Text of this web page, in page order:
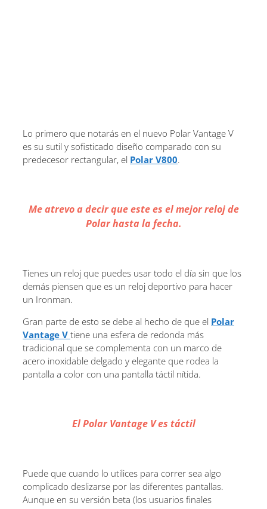
Lo primero que notarás en el nuevo Polar Vantage V
es su sutil y sofisticado diseño comparado con su
predecesor rectangular, el Polar V800.
Me atrevo a decir que este es el mejor reloj de
Polar hasta la fecha.
Tienes un reloj que puedes usar todo el día sin que los
demás piensen que es un reloj deportivo para hacer
un Ironman.
Gran parte de esto se debe al hecho de que el Polar
Vantage V tiene una esfera de redonda más
tradicional que se complementa con un marco de
acero inoxidable delgado y elegante que rodea la
pantalla a color con una pantalla táctil nítida.
El Polar Vantage V es táctil
Puede que cuando lo utilices para correr sea algo
complicado deslizarse por las diferentes pantallas.
Aunque en su versión beta (los usuarios finales